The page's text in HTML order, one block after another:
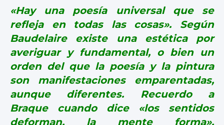
«Hay una poesía universal que se
refleja en todas las cosas». Según
Baudelaire existe una estética por
averiguar y fundamental, o bien un
orden del que la poesía y la pintura
son manifestaciones emparentadas,
aunque diferentes. Recuerdo a
Braque cuando dice «los sentidos
deforman, la mente forma»,